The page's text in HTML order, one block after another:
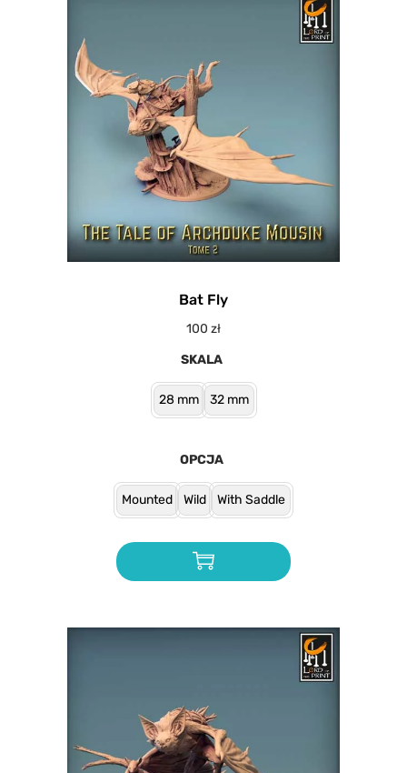
Bat Fly
100 zł
SKALA
28 mm 32 mm
OPCJA
Mounted Wild With Saddle